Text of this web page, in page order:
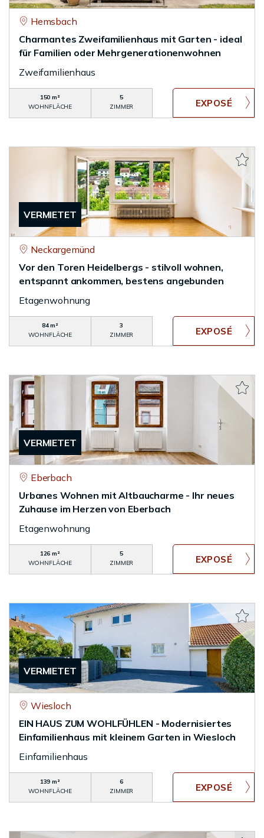
Hemsbach
Charmantes Zweifamilienhaus mit Garten - ideal
für Familien oder Mehrgenerationenwohnen
Zweifamilienhaus
150 m²
WOHNFLÄCHE
5
ZIMMER
VERMIETET
Neckargemünd
Vor den Toren Heidelbergs - stilvoll wohnen,
entspannt ankommen, bestens angebunden
Etagenwohnung
84 m²
WOHNFLÄCHE
3
ZIMMER
VERMIETET
Eberbach
Urbanes Wohnen mit Altbaucharme - Ihr neues
Zuhause im Herzen von Eberbach
Etagenwohnung
126 m²
WOHNFLÄCHE
5
ZIMMER
VERMIETET
Wiesloch
EIN HAUS ZUM WOHLFÜHLEN - Modernisiertes
Einfamilienhaus mit kleinem Garten in Wiesloch
Einfamilienhaus
139 m²
WOHNFLÄCHE
6
ZIMMER